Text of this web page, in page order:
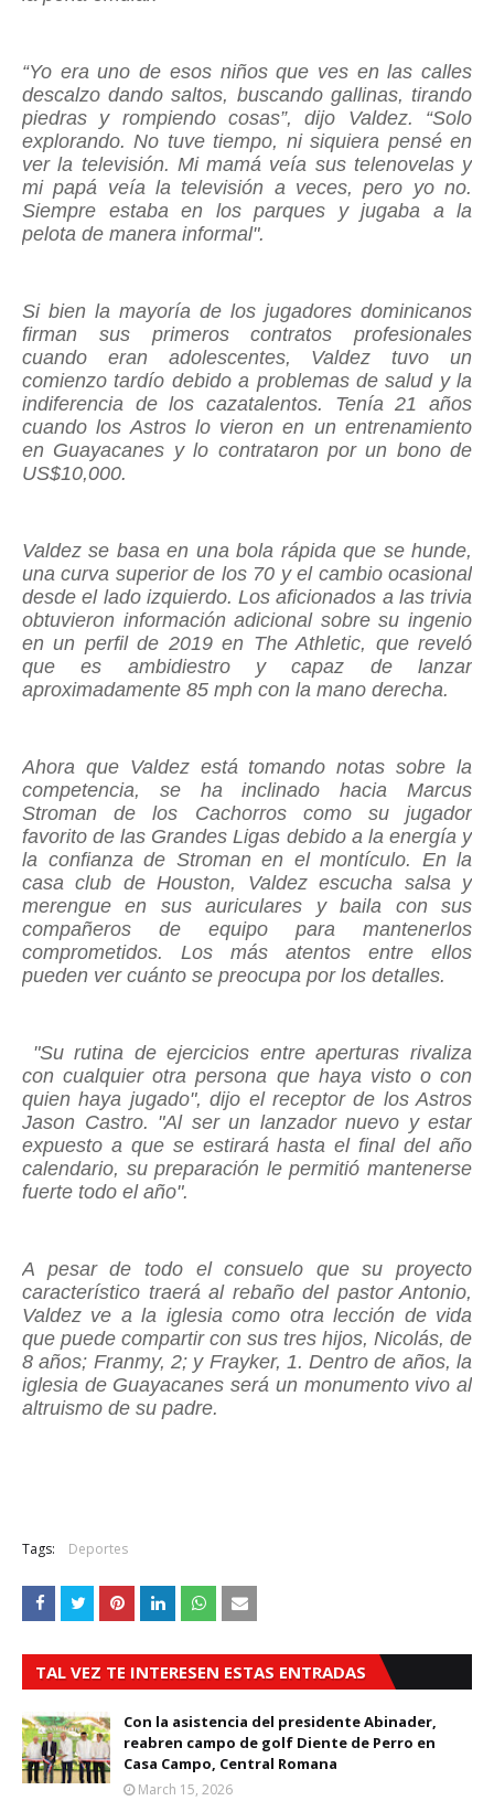
“Yo era uno de esos niños que ves en las calles
descalzo dando saltos, buscando gallinas, tirando
piedras y rompiendo cosas”, dijo Valdez. “Solo
explorando. No tuve tiempo, ni siquiera pensé en
ver la televisión. Mi mamá veía sus telenovelas y
mi papá veía la televisión a veces, pero yo no.
Siempre estaba en los parques y jugaba a la
pelota de manera informal".
Si bien la mayoría de los jugadores dominicanos
firman sus primeros contratos profesionales
cuando eran adolescentes, Valdez tuvo un
comienzo tardío debido a problemas de salud y la
indiferencia de los cazatalentos. Tenía 21 años
cuando los Astros lo vieron en un entrenamiento
en Guayacanes y lo contrataron por un bono de
US$10,000.
Valdez se basa en una bola rápida que se hunde,
una curva superior de los 70 y el cambio ocasional
desde el lado izquierdo. Los aficionados a las trivia
obtuvieron información adicional sobre su ingenio
en un perfil de 2019 en The Athletic, que reveló
que es ambidiestro y capaz de lanzar
aproximadamente 85 mph con la mano derecha.
Ahora que Valdez está tomando notas sobre la
competencia, se ha inclinado hacia Marcus
Stroman de los Cachorros como su jugador
favorito de las Grandes Ligas debido a la energía y
la confianza de Stroman en el montículo. En la
casa club de Houston, Valdez escucha salsa y
merengue en sus auriculares y baila con sus
compañeros de equipo para mantenerlos
comprometidos. Los más atentos entre ellos
pueden ver cuánto se preocupa por los detalles.
"Su rutina de ejercicios entre aperturas rivaliza
con cualquier otra persona que haya visto o con
quien haya jugado", dijo el receptor de los Astros
Jason Castro. "Al ser un lanzador nuevo y estar
expuesto a que se estirará hasta el final del año
calendario, su preparación le permitió mantenerse
fuerte todo el año".
A pesar de todo el consuelo que su proyecto
característico traerá al rebaño del pastor Antonio,
Valdez ve a la iglesia como otra lección de vida
que puede compartir con sus tres hijos, Nicolás, de
8 años; Franmy, 2; y Frayker, 1. Dentro de años, la
iglesia de Guayacanes será un monumento vivo al
altruismo de su padre.
Tags: Deportes
TAL VEZ TE INTERESEN ESTAS ENTRADAS
Con la asistencia del presidente Abinader,
reabren campo de golf Diente de Perro en
Casa Campo, Central Romana
March 15, 2026